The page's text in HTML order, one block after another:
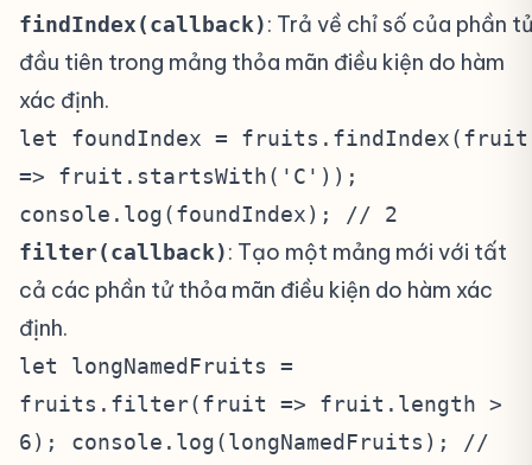
findIndex(callback): Trả về chỉ số của phần
đầu tiên trong mảng thỏa mãn điều kiện do hàm
xác định.
let foundIndex = fruits.findIndex(fruit
=> fruit.startsWith('C'));
console.log(foundIndex); // 2
filter(callback): Tạo một mảng mới với tất
cả các phần tử thỏa mãn điều kiện do hàm xác
định.
let longNamedFruits =
fruits.filter(fruit => fruit.length >
6); console.log(longNamedFruits); //